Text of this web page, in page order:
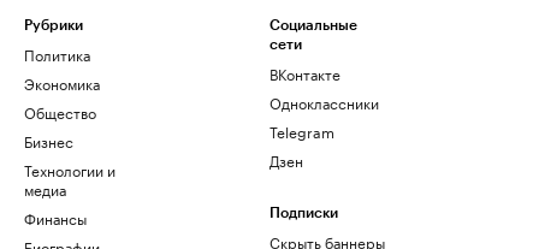
Рубрики
Политика
Экономика
Общество
Бизнес
Технологии и
медиа
Финансы
Социальные
сети
ВКонтакте
Одноклассники
Telegram
Дзен
Подписки
Скрыть баннеры